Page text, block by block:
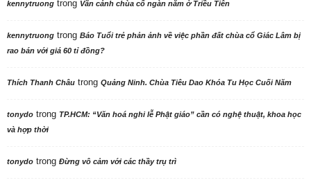
kennytruong trong Vãn cảnh chùa cổ ngàn năm ở Triều Tiên
kennytruong trong Báo Tuổi trẻ phản ảnh về việc phần đất chùa cổ Giác Lâm bị
rao bán với giá 60 tỉ đồng?
Thích Thanh Châu trong Quảng Ninh. Chùa Tiêu Dao Khóa Tu Học Cuối Năm
tonydo trong TP.HCM: “Văn hoá nghi lễ Phật giáo” cần có nghệ thuật, khoa học
và hợp thời
tonydo trong Đừng vô cảm với các thầy trụ trì